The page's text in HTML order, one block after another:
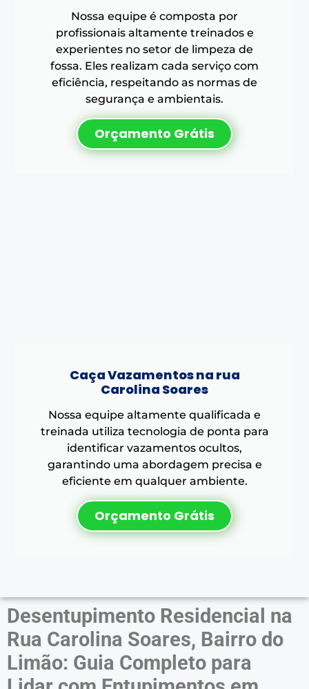
Nossa equipe é composta por
profissionais altamente treinados e
experientes no setor de limpeza de
fossa. Eles realizam cada serviço com
eficiência, respeitando as normas de
segurança e ambientais.
Orçamento Grátis
Caça Vazamentos na rua
Carolina Soares
Nossa equipe altamente qualificada e
treinada utiliza tecnologia de ponta para
identificar vazamentos ocultos,
garantindo uma abordagem precisa e
eficiente em qualquer ambiente.
Orçamento Grátis
Desentupimento Residencial na
Rua Carolina Soares, Bairro do
Limão: Guia Completo para